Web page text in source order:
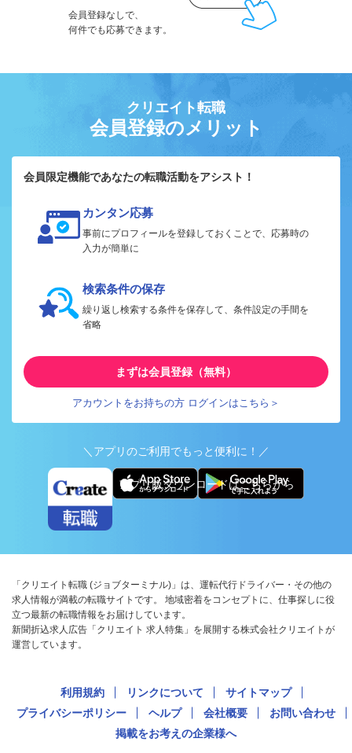
会員登録なしで、
何件でも応募できます。
クリエイト転職
会員登録のメリット
会員限定機能であなたの転職活動をアシスト！
カンタン応募
事前にプロフィールを登録しておくことで、応募時の
入力が簡単に
検索条件の保存
繰り返し検索する条件を保存して、条件設定の手間を
省略
まずは会員登録（無料）
アカウントをお持ちの方 ログインはこちら＞
＼アプリのご利用でもっと便利に！／
アプリ版ダウンロードはこちらから
「クリエイト転職 (ジョブターミナル)」は、運転代行ドライバー・その他の
求人情報が満載の転職サイトです。 地域密着をコンセプトに、仕事探しに役
立つ最新の転職情報をお届けしています。
新聞折込求人広告「クリエイト 求人特集」を展開する株式会社クリエイトが
運営しています。
利用規約 リンクについて
サイトマップ
プライバシーポリシー
ヘルプ 会社概要
お問い合わせ
掲載をお考えの企業様へ